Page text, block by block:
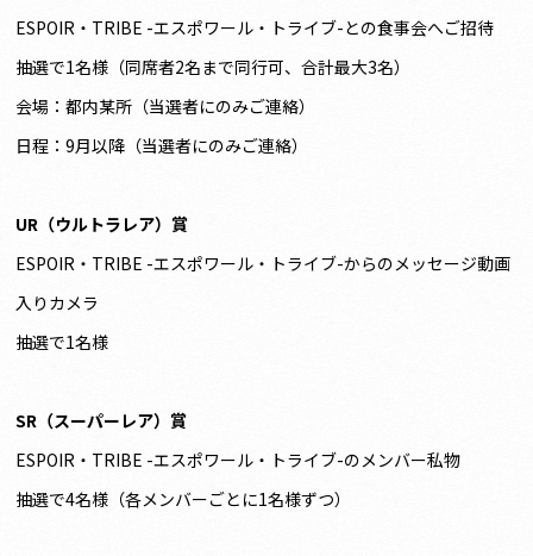
ESPOIR・TRIBE -エスポワール・トライブ-との食事会へご招待
抽選で1名様（同席者2名まで同行可、合計最大3名）
会場：都内某所（当選者にのみご連絡）
日程：9月以降（当選者にのみご連絡）
UR（ウルトラレア）賞
ESPOIR・TRIBE -エスポワール・トライブ-からのメッセージ動画
入りカメラ
抽選で1名様
SR（スーパーレア）賞
ESPOIR・TRIBE -エスポワール・トライブ-のメンバー私物
抽選で4名様（各メンバーごとに1名様ずつ）